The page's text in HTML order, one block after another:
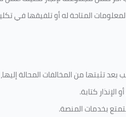
المتاحة له أو تلفيقها في
تثبتها من المخالفات المحالة إليها،
كتابة.
بخدمات المنصة.